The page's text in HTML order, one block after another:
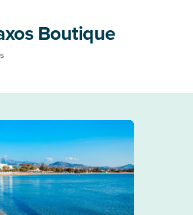
Boutique